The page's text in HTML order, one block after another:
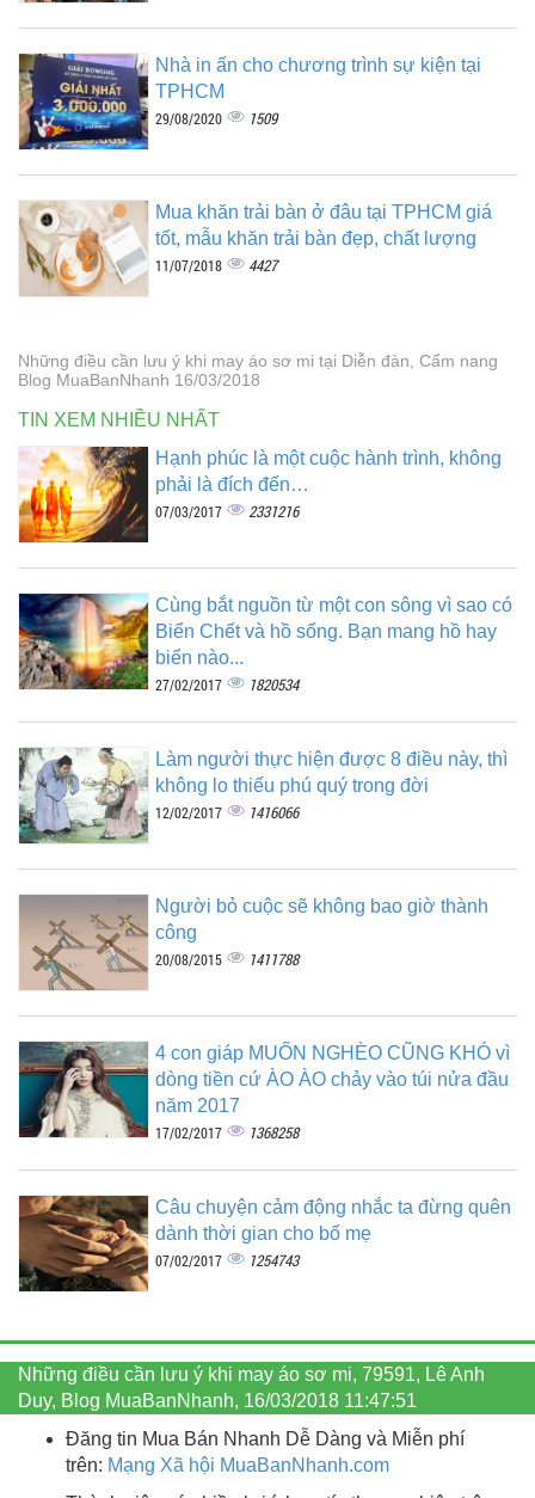
Nhà in ấn cho chương trình sự kiện tại
TPHCM
29/08/2020 1509
Mua khăn trải bàn ở đâu tại TPHCM giá
tốt, mẫu khăn trải bàn đẹp, chất lượng
11/07/2018 4427
Những điều cần lưu ý khi may áo sơ mi tại Diễn đàn, Cẩm nang
Blog MuaBanNhanh 16/03/2018
TIN XEM NHIỀU NHẤT
Hạnh phúc là một cuộc hành trình, không
phải là đích đến…
07/03/2017 2331216
Cùng bắt nguồn từ một con sông vì sao có
Biển Chết và hồ sống. Bạn mang hồ hay
biển nào...
27/02/2017 1820534
Làm người thực hiện được 8 điều này, thì
không lo thiếu phú quý trong đời
12/02/2017 1416066
Người bỏ cuộc sẽ không bao giờ thành
công
20/08/2015 1411788
4 con giáp MUỐN NGHÈO CŨNG KHÓ vì
dòng tiền cứ ÀO ÀO chảy vào túi nửa đầu
năm 2017
17/02/2017 1368258
Câu chuyện cảm động nhắc ta đừng quên
dành thời gian cho bố mẹ
07/02/2017 1254743
Những điều cần lưu ý khi may áo sơ mi, 79591, Lê Anh
Duy, Blog MuaBanNhanh, 16/03/2018 11:47:51
Đăng tin Mua Bán Nhanh Dễ Dàng và Miễn phí
trên: Mạng Xã hội MuaBanNhanh.com